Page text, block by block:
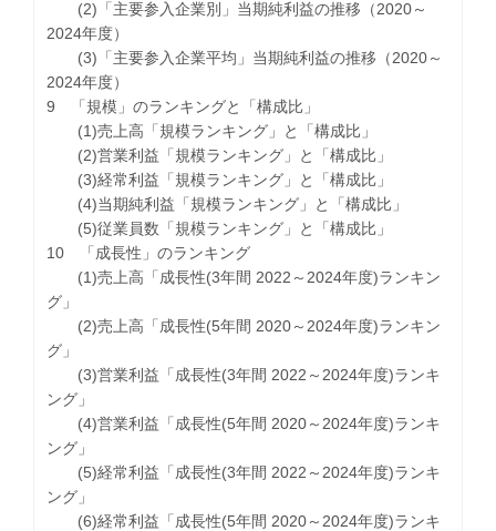
(2)「主要参入企業別」当期純利益の推移（2020～
2024年度）
(3)「主要参入企業平均」当期純利益の推移（2020～
2024年度）
9 「規模」のランキングと「構成比」
(1)売上高「規模ランキング」と「構成比」
(2)営業利益「規模ランキング」と「構成比」
(3)経常利益「規模ランキング」と「構成比」
(4)当期純利益「規模ランキング」と「構成比」
(5)従業員数「規模ランキング」と「構成比」
10 「成長性」のランキング
(1)売上高「成長性(3年間 2022～2024年度)ランキン
グ」
(2)売上高「成長性(5年間 2020～2024年度)ランキン
グ」
(3)営業利益「成長性(3年間 2022～2024年度)ランキ
ング」
(4)営業利益「成長性(5年間 2020～2024年度)ランキ
ング」
(5)経常利益「成長性(3年間 2022～2024年度)ランキ
ング」
(6)経常利益「成長性(5年間 2020～2024年度)ランキ